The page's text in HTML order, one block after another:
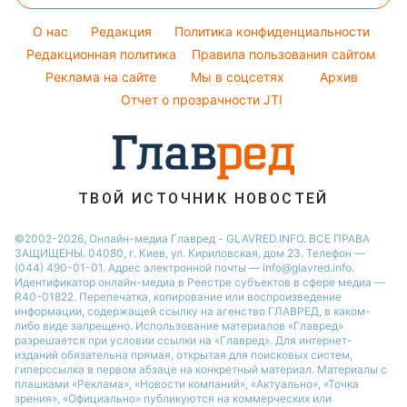
Потап
Советы от Андре Тана
Новости Сум
Новости Днепра
Новости Черкассы
Новости Тернополя
Новости Житомира
Новости Запорожья
Оптические иллюзии
Народные приметы
Все о шоу-бизнесе
O нас Редакция
Политика конфиденциальности
Редакционная политика
Правила пользования сайтом
Реклама на сайте
Мы в соцсетях
Архив
Отчет о прозрачности JTI
ТВОЙ ИСТОЧНИК НОВОСТЕЙ
©2002-2026, Онлайн-медиа Главред - GLAVRED.INFO. ВСЕ ПРАВА
ЗАЩИЩЕНЫ. 04080, г. Киев, ул. Кириловская, дом 23. Телефон —
(044) 490-01-01. Адрес электронной почты — info@glavred.info.
Идентификатор онлайн-медиа в Реестре cубъектов в сфере медиа —
R40-01822. Перепечатка, копирование или воспроизведение
информации, содержащей ссылку на агенство ГЛАВРЕД, в каком-
либо виде запрещено. Использование материалов «Главред»
разрешается при условии ссылки на «Главред». Для интернет-
изданий обязательна прямая, открытая для поисковых систем,
гиперссылка в первом абзаце на конкретный материал. Материалы с
плашками «Реклама», «Новости компаний», «Актуально», «Точка
зрения», «Официально» публикуются на коммерческих или